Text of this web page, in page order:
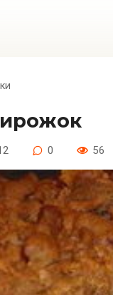
0 56